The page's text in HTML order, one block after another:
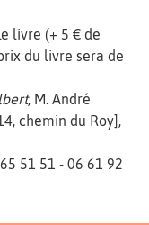
livre (+ 5 € de
du livre sera de
, M. André
chemin du Roy],
51 51 - 06 61 92